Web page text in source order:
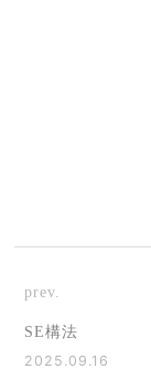
prev.
SE構法
2025.09.16